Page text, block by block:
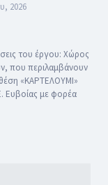
2026
του έργου: Χώρος
που περιλαμβάνουν
«ΚΑΡΤΕΛΟΥΜΙ»
Ευβοίας με φορέα